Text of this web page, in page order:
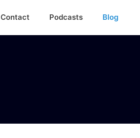
Contact Podcasts Blog